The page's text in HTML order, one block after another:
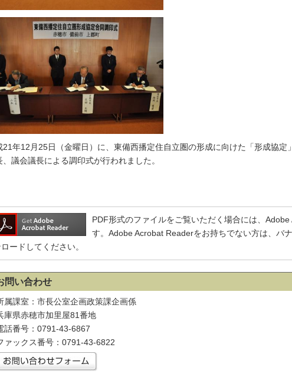
21年12月25日（金曜日）に、東備西播定住自立圏の形成に向けた「形成協定
、議会議長による調印式が行われました。
PDF形式のファイルをご覧いただく場合には、
す。Adobe Acrobat Readerをお持ちでない方は、バ
ードしてください。
問い合わせ
属課室：市長公室企画政策課企画係
庫県赤穂市加里屋81番地
話番号：0791-43-6867
ァックス番号：0791-43-6822